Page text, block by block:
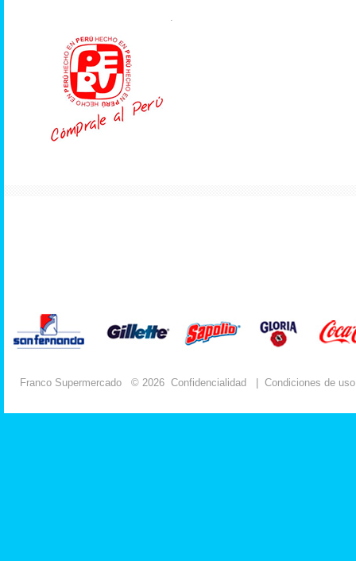
.
Franco Supermercado © 2026 Confidencialidad Condiciones de uso